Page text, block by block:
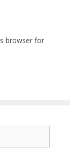
browser for